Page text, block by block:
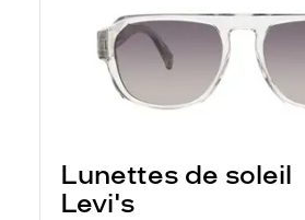
Lunettes de soleil
Levi's